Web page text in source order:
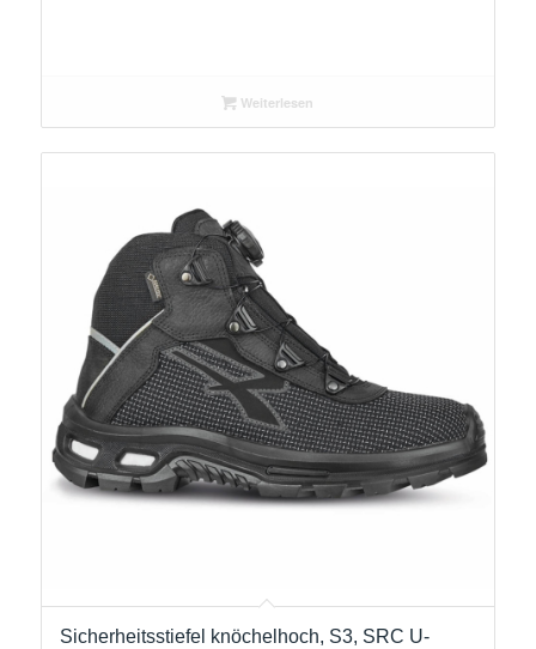
Weiterlesen
Sicherheitsstiefel knöchelhoch, S3, SRC U-